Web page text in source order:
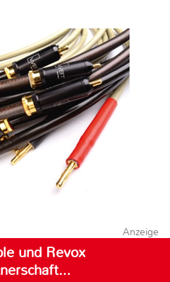
Anzeige
und Revox